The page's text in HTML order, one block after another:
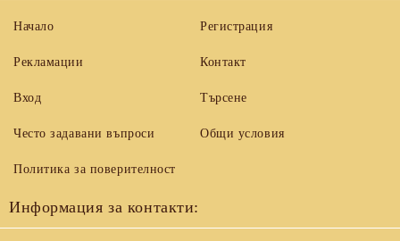
Начало
Рекламации
Вход
Често задавани въпроси
Регистрация
Контакт
Търсене
Общи условия
Политика за поверителност
Информация за контакти: